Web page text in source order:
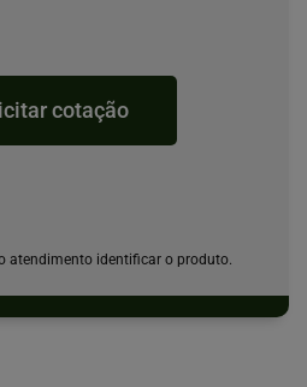
cotação
atendimento identificar o produto.